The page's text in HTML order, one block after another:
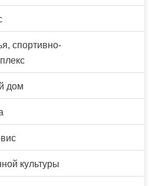
спортивно-
дом
культуры